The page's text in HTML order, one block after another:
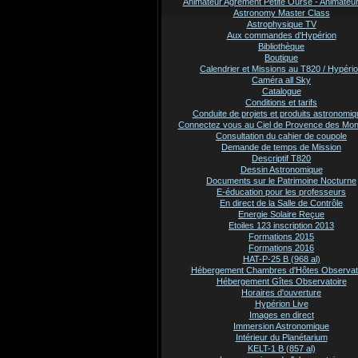
Astronomy Master Class
Astrophysique TV
Aux commandes d'Hypérion
Bibliothèque
Boutique
Calendrier et Missions au T820 /
Caméra all Sky
Catalogue
Conditions et tarifs
Conduite de projets et produits
Connectez vous au Ciel de Provence des
Consultation du cahier de coupole
Demande de temps de Mission
Descriptif T820
Dessin Astronomique
Documents sur le Patrimoine Nocturne
E-éducation pour les professeurs
En direct de la Salle de Contrôle
Energie Solaire Reçue
Etoiles 123 inscription 2013
Formations 2015
Formations 2016
HAT-P-25 B (968 al)
Hébergement Chambres d'Hôtes
Hébergement Gîtes Observatoire
Horaires d'ouverture
Hypérion Live
Images en direct
Immersion Astronomique
Intérieur du Planétarium
KELT-1 B (857 al)